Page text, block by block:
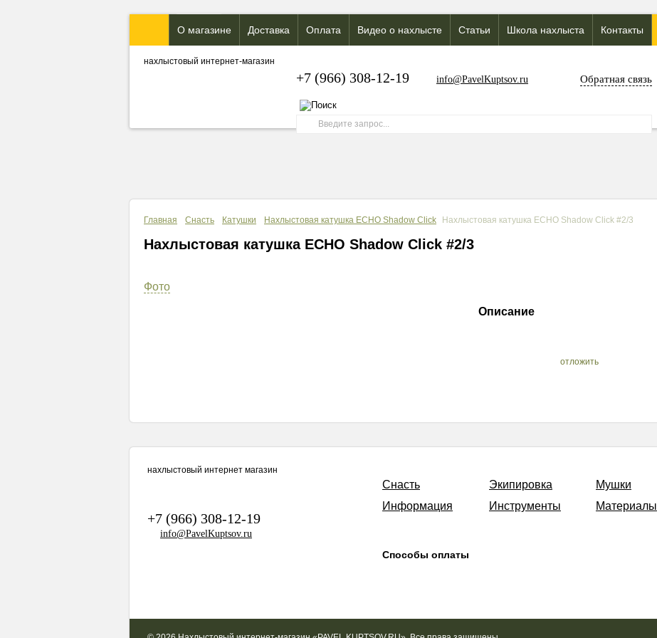
О магазине Доставка Оплата Видео о нахлысте Статьи Школа нахлыста Контакты
нахлыстовый интернет-магазин
+7 (966) 308-12-19 info@PavelKuptsov.ru Обратная связь
Главная Снасть Катушки Нахлыстовая катушка ECHO Shadow Click Нахлыстовая катушка ECHO Shadow Click #2/3
Нахлыстовая катушка ECHO Shadow Click #2/3
Фото
Описание
отложить
нахлыстовый интернет магазин
+7 (966) 308-12-19
info@PavelKuptsov.ru
Снасть Экипировка Мушки
Информация
Инструменты Материалы
Способы оплаты